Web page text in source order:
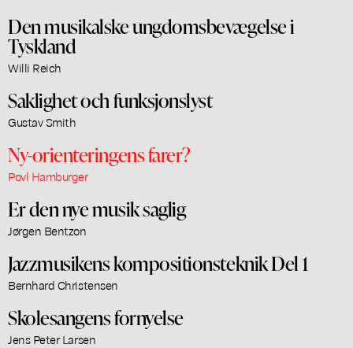
Den musikalske ungdomsbevægelse i
Tyskland
Willi Reich
Saklighet och funksjonslyst
Gustav Smith
Ny-orienteringens farer?
Povl Hamburger
Er den nye musik saglig
Jørgen Bentzon
Jazzmusikens kompositionsteknik Del 1
Bernhard Christensen
Skolesangens fornyelse
Jens Peter Larsen